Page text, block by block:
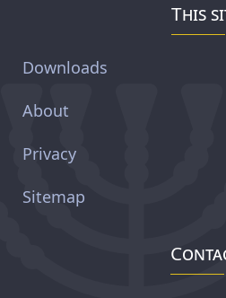
This
Downloads
About
Privacy
Sitemap